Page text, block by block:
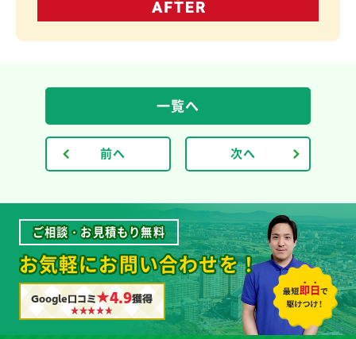
前へ
一覧へ
次へ
ご相談・お見積もり無料
お気軽にお問い合わせを！
Google口コミ★4.9獲得